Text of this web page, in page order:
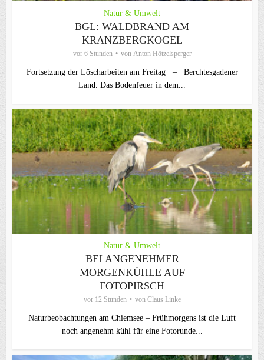
Natur & Umwelt
BGL: WALDBRAND AM
KRANZBERGKOGEL
vor 6 Stunden von Anton Hötzelsperger
Fortsetzung der Löscharbeiten am Freitag – Berchtesgadener
Land. Das Bodenfeuer in dem...
Natur & Umwelt
BEI ANGENEHMER
MORGENKÜHLE AUF
FOTOPIRSCH
vor 12 Stunden von Claus Linke
Naturbeobachtungen am Chiemsee – Frühmorgens ist die Luft
noch angenehm kühl für eine Fotorunde...